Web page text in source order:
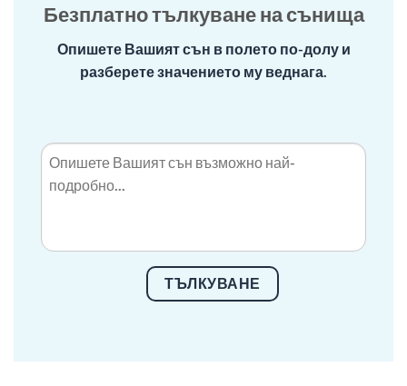
Безплатно тълкуване на сънища
Опишете Вашият сън в полето по-долу и
разберете значението му веднага.
ТЪЛКУВАНЕ